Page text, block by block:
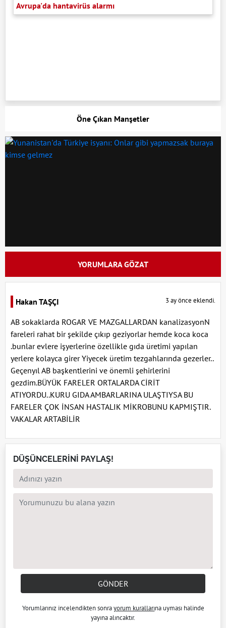
Avrupa'da hantavirüs alarmı
Öne Çıkan Manşetler
YORUMLARA GÖZAT
Hakan TAŞÇI 3 ay önce eklendi.
AB sokaklarda ROGAR VE MAZGALLARDAN kanalizasyonN
fareleri rahat bir şekilde çıkıp geziyorlar hemde koca koca
.bunlar evlere işyerlerine özellikle gıda üretimi yapılan
yerlere kolayca girer Yiyecek üretim tezgahlarında gezerler..
Geçenyıl AB başkentlerini ve önemli şehirlerini
gezdim.BÜYÜK FARELER ORTALARDA CİRİT
ATIYORDU..KURU GIDA AMBARLARINA ULAŞTIYSA BU
FARELER ÇOK İNSAN HASTALIK MİKROBUNU KAPMIŞTIR.
VAKALAR ARTABİLİR
DÜŞÜNCELERİNİ PAYLAŞ!
GÖNDER
Yorumlarınız incelendikten sonrayorum kurallarına uyması halinde
yayına alıncaktır.